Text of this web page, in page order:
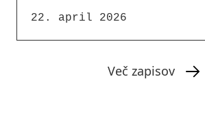
22. april 2026
Več zapisov